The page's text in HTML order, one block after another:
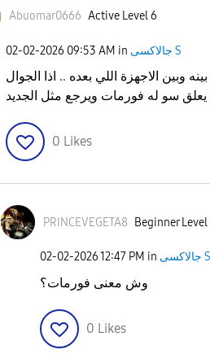
Abuomar0666 Active Level 6
‎02-02-2026 09:53 AM in جالاكسى S
وبين الاجهزة اللي بعده .. اذا الجوال
يعلق سو له فورمات ويرجع مثل الجديد
0 Likes
PRINCEVEGETA8 Beginner Level
‎02-02-202612:47 PM in جالاكسى S
وش معنى فورمات؟
0 Likes